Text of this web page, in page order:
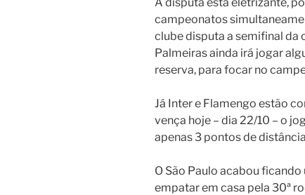
campeonatos
clube disputa a semifinal da
Palmeiras ainda irá jogar
reserva, para focar no
Já Inter e Flamengo estão
vença hoje – dia 22/10 – o
apenas 3 pontos de
O São Paulo acabou
empatar em casa pela 30ª